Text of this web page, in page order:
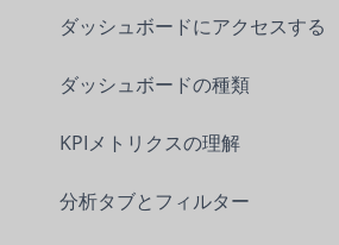
ダッシュボードにアクセスする
ダッシュボードの種類
KPIメトリクスの理解
分析タブとフィルター